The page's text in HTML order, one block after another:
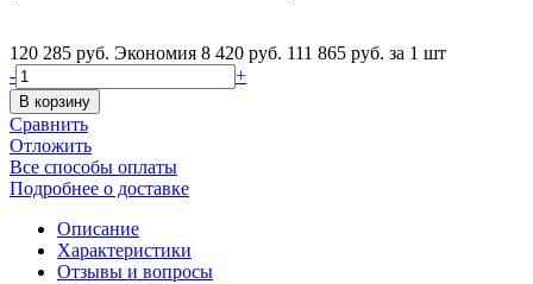
120 285 руб. Экономия 8 420 руб. 111 865 руб. за 1 шт
-
+
В корзину
Сравнить
Отложить
Все способы оплаты
Подробнее о доставке
Описание
Характеристики
Отзывы и вопросы